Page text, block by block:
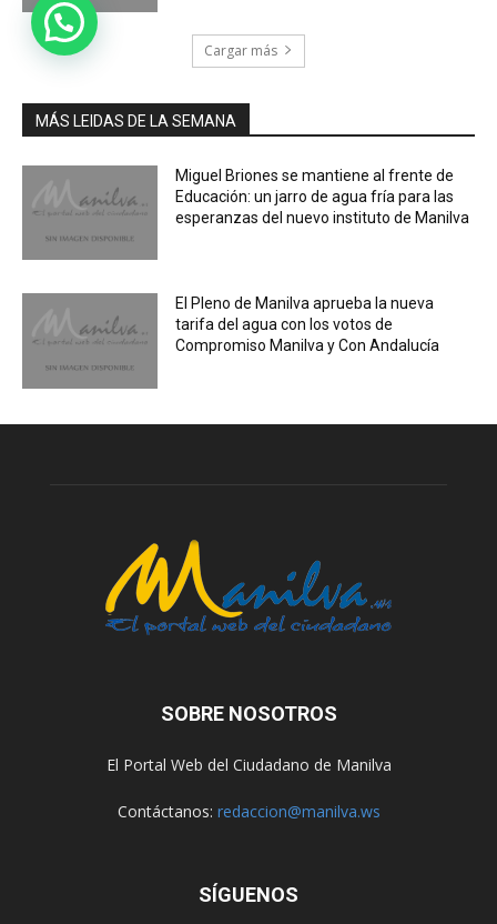
Cargar más
MÁS LEIDAS DE LA SEMANA
Miguel Briones se mantiene al frente de
Educación: un jarro de agua fría para las
esperanzas del nuevo instituto de Manilva
El Pleno de Manilva aprueba la nueva
tarifa del agua con los votos de
Compromiso Manilva y Con Andalucía
SOBRE NOSOTROS
El Portal Web del Ciudadano de Manilva
Contáctanos: redaccion@manilva.ws
SÍGUENOS